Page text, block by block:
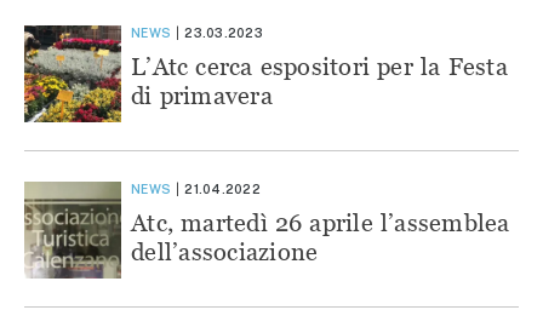
NEWS 23.03.2023
L’Atc cerca espositori per la Festa
di primavera
NEWS 21.04.2022
Atc, martedì 26 aprile l’assemblea
dell’associazione